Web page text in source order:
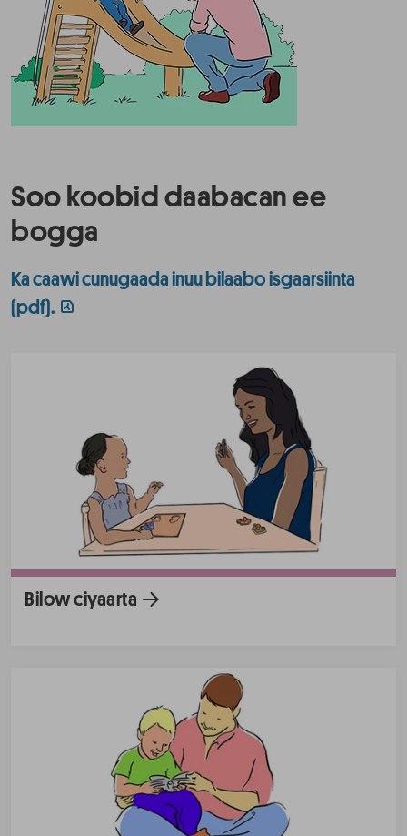
Soo koobid daabacan ee
bogga
Ka caawi cunugaada inuu bilaabo isgaarsiinta
(pdf).
Bilow ciyaarta